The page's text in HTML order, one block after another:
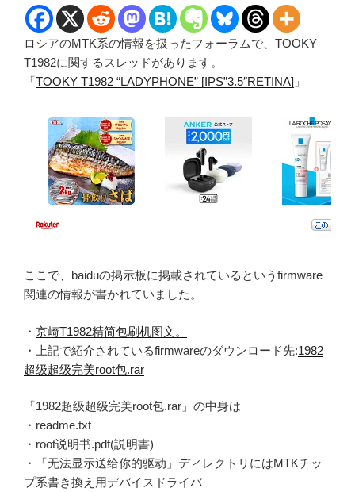
ロシアのMTK系の情報を扱ったフォーラムで、TOOKY
T1982に関するスレッドがあります。
「TOOKY T1982 “LADYPHONE” [IPS”3.5″RETINA] 」
ここで、baiduの掲示板に掲載されているというfirmware
関連の情報が書かれていました。
・ 京崎T1982精简包刷机图文。
・上記で紹介されているfirmwareのダウンロード先:1982
超级超级完美root包.rar
「1982超级超级完美root包.rar」の中身は
・readme.txt
・root说明书.pdf(説明書)
・「无法显示送给你的驱动」ディレクトリにはMTKチッ
プ系書き換え用デバイスドライバ